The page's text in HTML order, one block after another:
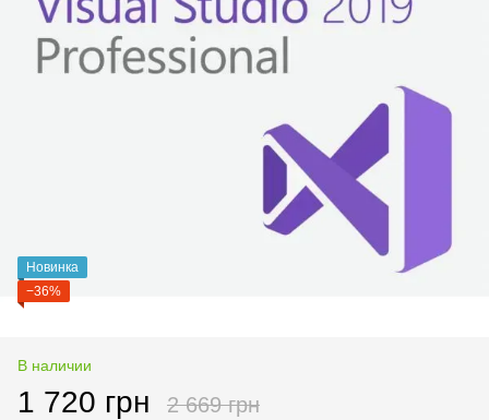
Новинка
−36%
В наличии
1 720 грн 2 669 грн